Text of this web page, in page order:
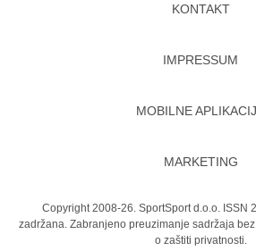
KONTAKT
IMPRESSUM
MOBILNE
MARKETING
Copyright 2008-26. SportSport d.o.o. ISSN
zadržana. Zabranjeno preuzimanje sadržaja
o zaštiti privatnosti.